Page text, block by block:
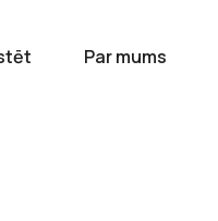
Par mums